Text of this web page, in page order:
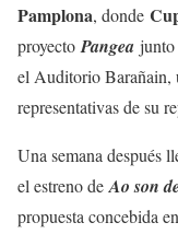
Pamplona, donde
proyecto Pangea junto
el Auditorio Barañain,
representativas de su
Una semana después
el estreno de Ao son
propuesta concebida en